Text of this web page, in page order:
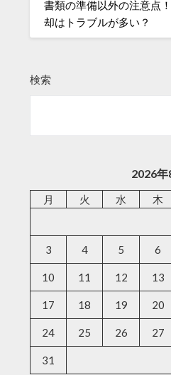
書類の準備以外の注意点
却はトラブルが多い？
検索
2026年
月 火 水 木
3 4 5 6
10 11 12 13
17 18 19 20
24 25 26 27
31